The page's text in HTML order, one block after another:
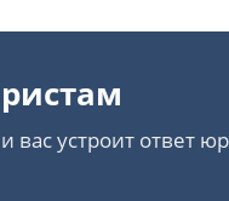
вас устроит ответ